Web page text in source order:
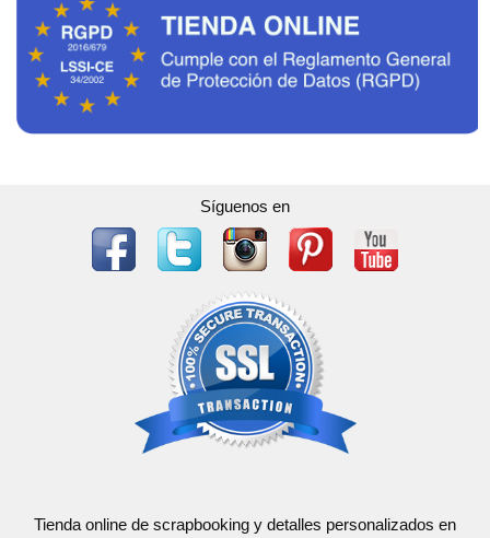
Síguenos en
Tienda online de scrapbooking y detalles personalizados en